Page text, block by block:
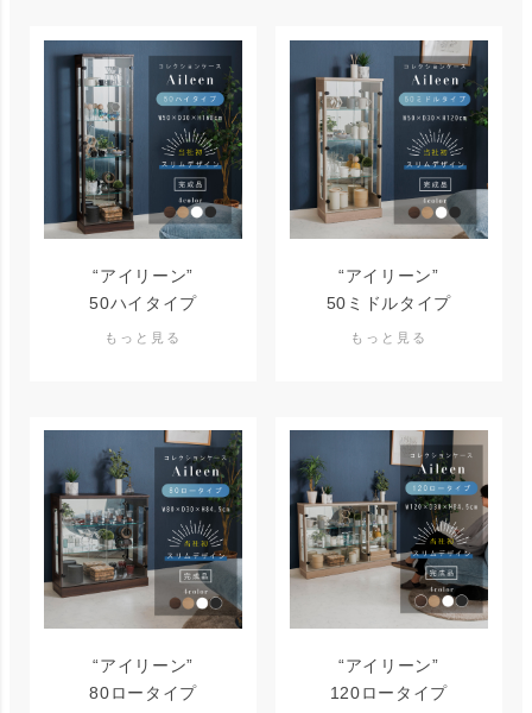
“アイリーン”
50ハイタイプ
“アイリーン”
50ミドルタイプ
“アイリーン”
80ロータイプ
“アイリーン”
120ロータイプ